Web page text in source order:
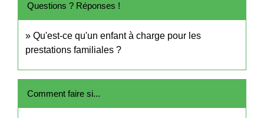
Questions ? Réponses !
Qu'est-ce qu'un enfant à charge pour les
prestations familiales ?
Comment faire si...